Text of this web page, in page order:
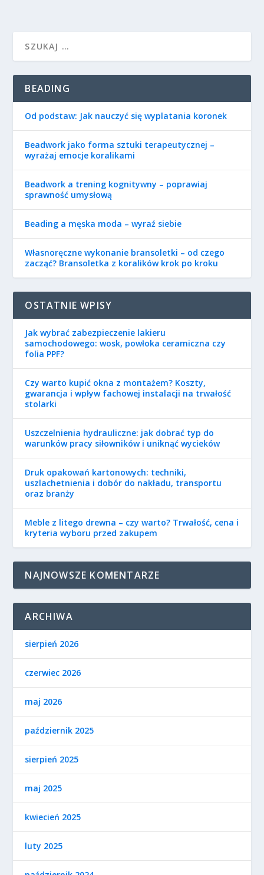
BEADING
Od podstaw: Jak nauczyć się wyplatania koronek
Beadwork jako forma sztuki terapeutycznej –
wyrażaj emocje koralikami
Beadwork a trening kognitywny – poprawiaj
sprawność umysłową
Beading a męska moda – wyraź siebie
Własnoręczne wykonanie bransoletki – od czego
zacząć? Bransoletka z koralików krok po kroku
OSTATNIE WPISY
Jak wybrać zabezpieczenie lakieru
samochodowego: wosk, powłoka ceramiczna czy
folia PPF?
Czy warto kupić okna z montażem? Koszty,
gwarancja i wpływ fachowej instalacji na trwałość
stolarki
Uszczelnienia hydrauliczne: jak dobrać typ do
warunków pracy siłowników i uniknąć wycieków
Druk opakowań kartonowych: techniki,
uszlachetnienia i dobór do nakładu, transportu
oraz branży
Meble z litego drewna – czy warto? Trwałość, cena i
kryteria wyboru przed zakupem
NAJNOWSZE KOMENTARZE
ARCHIWA
sierpień 2026
czerwiec 2026
maj 2026
październik 2025
sierpień 2025
maj 2025
kwiecień 2025
luty 2025